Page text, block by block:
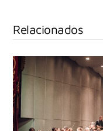
Relacionados